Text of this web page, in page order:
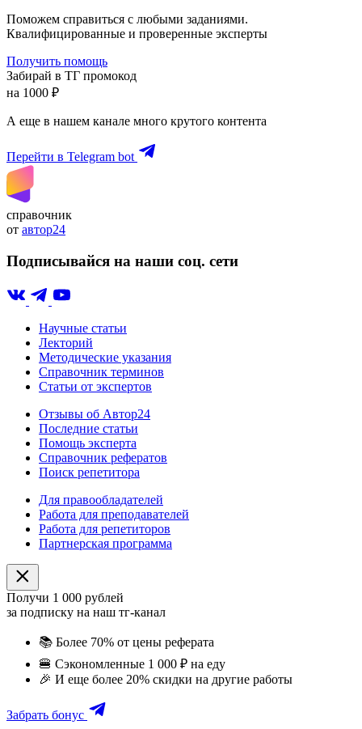
Поможем справиться с любыми заданиями.
Квалифицированные и проверенные эксперты
Получить помощь
Забирай в ТГ промокод
на 1000 ₽
А еще в нашем канале много крутого контента
Перейти в Telegram bot
справочник
от автор24
Подписывайся на наши соц. сети
Научные статьи
Лекторий
Методические указания
Справочник терминов
Статьи от экспертов
Отзывы об Автор24
Последние статьи
Помощь эксперта
Справочник рефератов
Поиск репетитора
Для правообладателей
Работа для преподавателей
Работа для репетиторов
Партнерская программа
Получи 1 000 рублей
за подписку на наш тг-канал
📚 Более 70% от цены реферата
🍔 Сэкономленные 1 000 ₽ на еду
🎉 И еще более 20% скидки на другие работы
Забрать бонус